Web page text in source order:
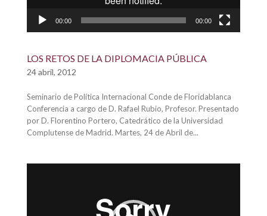
00:00 00:00
LOS RETOS DE LA DIPLOMACIA PÚBLICA
24 abril, 2012
Seminario de Política Internacional Conde de Floridablanca
Conferencia a cargo de D. Rafael Rubio, Profesor. Presentado
por D. Florentino Portero, Catedrático de la Universidad
Complutense de Madrid. Martes, 24 de Abril de...